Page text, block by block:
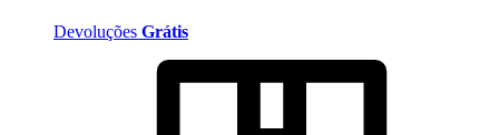
Devoluções Grátis